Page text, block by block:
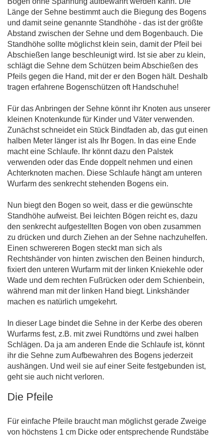
Länge der Sehne bestimmt auch die Biegung des Bogens
und damit seine genannte Standhöhe - das ist der größte
Abstand zwischen der Sehne und dem Bogenbauch. Die
Standhöhe sollte möglichst klein sein, damit der Pfeil bei
Abschießen lange beschleunigt wird. Ist sie aber zu klein,
schlägt die Sehne dem Schützen beim Abschießen des
Pfeils gegen die Hand, mit der er den Bogen hält. Deshalb
tragen erfahrene Bogenschützen oft Handschuhe!
Für das Anbringen der Sehne könnt ihr Knoten aus unserer
kleinen Knotenkunde für Kinder und Väter verwenden.
Zunächst schneidet ein Stück Bindfaden ab, das gut einen
halben Meter länger ist als Ihr Bogen. In das eine Ende
macht eine Schlaufe. Ihr könnt dazu den Palstek
verwenden oder das Ende doppelt nehmen und einen
Achterknoten machen. Diese Schlaufe hängt am unteren
Wurfarm des senkrecht stehenden Bogens ein.
Nun biegt den Bogen so weit, dass er die gewünschte
Standhöhe aufweist. Bei leichten Bögen reicht es, dazu
den senkrecht aufgestellten Bogen von oben zusammen
zu drücken und durch Ziehen an der Sehne nachzuhelfen.
Einen schwereren Bogen steckt man sich als
Rechtshänder von hinten zwischen den Beinen hindurch,
fixiert den unteren Wurfarm mit der linken Kniekehle oder
Wade und dem rechten Fußrücken oder dem Schienbein,
während man mit der linken Hand biegt. Linkshänder
machen es natürlich umgekehrt.
In dieser Lage bindet die Sehne in der Kerbe des oberen
Wurfarms fest, z.B. mit zwei Rundtörns und zwei halben
Schlägen. Da ja am anderen Ende die Schlaufe ist, könnt
ihr die Sehne zum Aufbewahren des Bogens jederzeit
aushängen. Und weil sie auf einer Seite festgebunden ist,
geht sie auch nicht verloren.
Die Pfeile
Für einfache Pfeile braucht man möglichst gerade Zweige
von höchstens 1 cm Dicke oder entsprechende Rundstäbe